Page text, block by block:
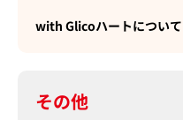
で
with Glicoハートについて
その他